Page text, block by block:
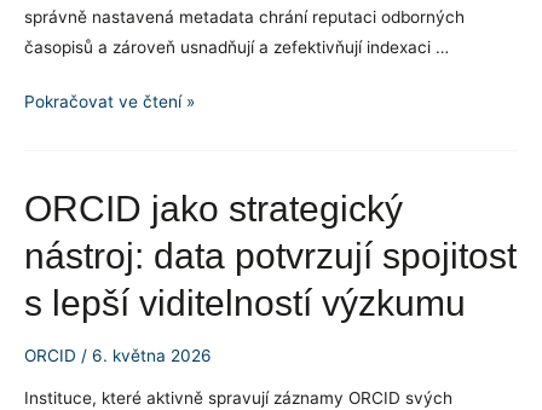
správně nastavená metadata chrání reputaci odborných
časopisů a zároveň usnadňují a zefektivňují indexaci …
Webinář
a
kvalitní
pro
Pokračovat ve čtení »
ORCID jako strategický
nástroj: data potvrzují spojitost
s lepší viditelností výzkumu
ORCID / 6. května 2026
Instituce, které aktivně spravují záznamy ORCID svých